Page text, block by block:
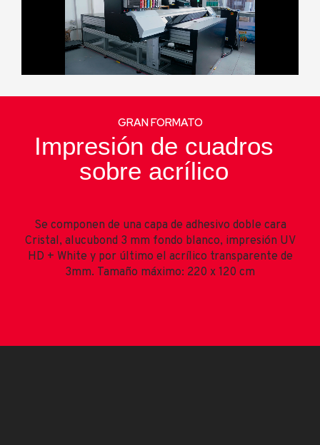
GRAN FORMATO
Impresión de cuadros
sobre acrílico
Se componen de una capa de adhesivo doble cara
Cristal, alucubond 3 mm fondo blanco, impresión UV
HD + White y por último el acrílico transparente de
3mm. Tamaño máximo: 220 x 120 cm